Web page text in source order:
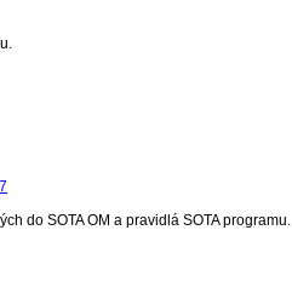
do SOTA OM a pravidlá SOTA programu.